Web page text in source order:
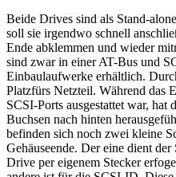
Beide Drives sind als Stand-
soll sie irgendwo schnell
Ende abklemmen und wieder
sind zwar in einer AT-Bus und
Einbaulaufwerke erhältlich.
Platzfürs Netzteil. Während das
SCSI-Ports ausgestattet war,
Buchsen nach hinten
befinden sich noch zwei kleine
Gehäuseende. Der eine dient
Drive per eigenem Stecker